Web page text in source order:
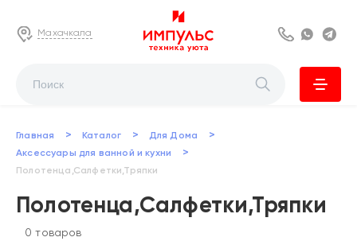
Махачкала 8 800 222 63
Главная > Каталог > Для Дома >
Аксессуары для ванной и кухни >
Полотенца,Салфетки,Тряпки
Полотенца,Салфетки,Тряпки
0 товаров